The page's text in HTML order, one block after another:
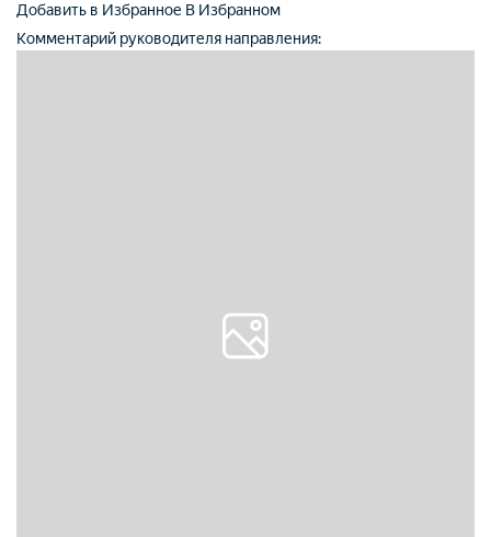
Добавить в Избранное В Избранном
Комментарий руководителя направления: